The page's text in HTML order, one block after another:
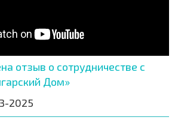
отзыв о сотрудничестве с
Дом»
2025